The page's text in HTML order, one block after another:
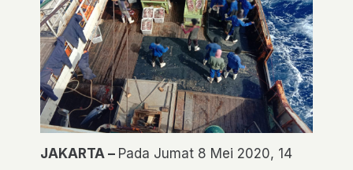
JAKARTA – Pada Jumat 8 Mei 2020, 14